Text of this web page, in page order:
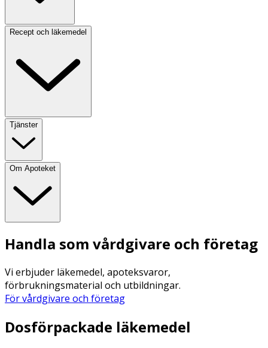
Recept och läkemedel
Tjänster
Om Apoteket
Handla som vårdgivare och företag
Vi erbjuder läkemedel, apoteksvaror,
förbrukningsmaterial och utbildningar.
För vårdgivare och företag
Dosförpackade läkemedel